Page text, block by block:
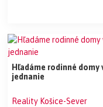
Hľadáme rodinné
jednanie
Reality Košice-Sever